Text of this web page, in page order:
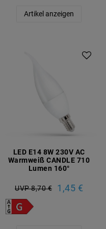
Artikel anzeigen
LED E14 8W 230V AC
Warmweiß CANDLE 710
Lumen 160°
UVP 8,70 € 1,45 €